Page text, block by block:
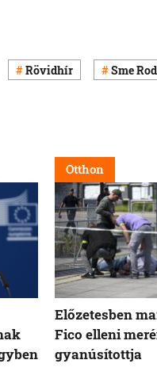
Rövidhír Sme
Otthon
Előzetesben
Fico elleni
gyanúsítottja